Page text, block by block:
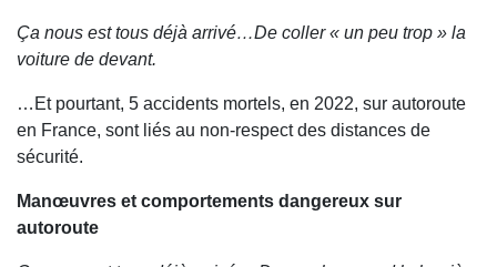
Ça nous est tous déjà arrivé…De coller « un peu trop » la
voiture de devant.
…Et pourtant, 5 accidents mortels, en 2022, sur autoroute
en France, sont liés au non-respect des distances de
sécurité.
Manœuvres et comportements dangereux sur
autoroute